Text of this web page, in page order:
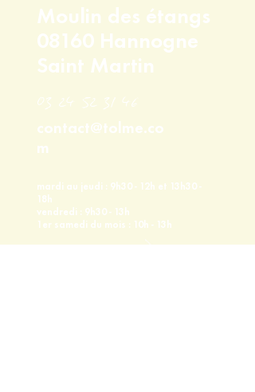
commande.
Moulin des étangs
08160 Hannogne
Saint Martin
03 24 52 31 46
contact@tolme.co
m
mardi au jeudi : 9h30 - 12h et 13h30 -
18h
vendredi : 9h30 - 13h
1er samedi du mois : 10h - 13h